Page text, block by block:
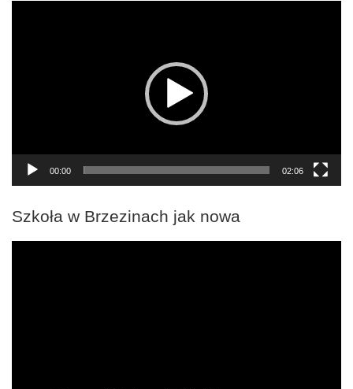
00:00 02:06
Szkoła w Brzezinach jak nowa